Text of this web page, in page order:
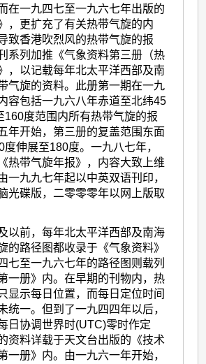
在一九四七至一九六七年出版的
，更扩充了有关热带气旋的内
致香港吹烈风的热带气旋的报
系列加推《气象资料第三册（热
，以记载每年北太平洋西部及南
气旋的资料。此册第一期在一九
容包括一九六八年赤道至北纬45
160度范围内所有热带气旋的报
年开始，第三册的复盖范围东面
伸展至180度。一九八七年，
热带气旋年报》，内容大致上维
一九九七年起以中英双语刊印，
光碟版，二零零零年以网上版取
以前，每年北太平洋西部及南海
的路径图都收录于《气象资料》
七至一九六七年的路径图则载列
一册》内。在早期的刊物内，热
显示每日位置，而每日定位时间
统一。但到了一九四四年以后，
日协调世界时(UTC)零时作定
资料详载于天文台出版的《技术
一册》内。由一九六一年开始，